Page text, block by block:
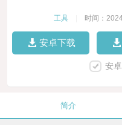
工具 时间：
安卓下载
安
简介